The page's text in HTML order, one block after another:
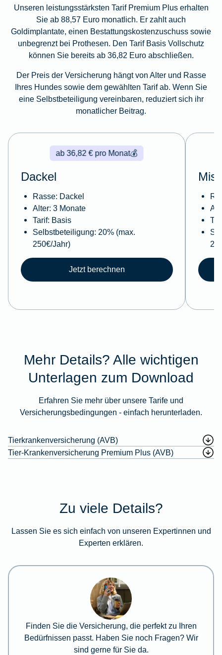
Unseren leistungsstärksten Tarif Premium Plus erhalten
Sie ab 88,57 Euro monatlich. Er zahlt auch
Goldimplantate, einen Bestattungskostenzuschuss sowie
unbegrenzt bei Prothesen. Den Tarif Basis Vollschutz
können Sie bereits ab 36,82 Euro abschließen.
Der Preis der Versicherung hängt von Alter und Rasse
Ihres Hundes sowie dem gewählten Tarif ab. Wenn Sie
eine Selbstbeteiligung vereinbaren, reduziert sich ihr
monatlicher Beitrag.
💰
ab 36,82 € pro Monat
Dackel
Rasse: Dackel
Alter: 3 Monate
Tarif: Basis
Selbstbeteiligung: 20% (max.
250€/Jahr)
Jetzt berechnen
Mehr Details? Alle wichtigen
Unterlagen zum Download
Erfahren Sie mehr über unsere Tarife und
Versicherungsbedingungen - einfach herunterladen.
Tierkrankenversicherung (AVB)
Tier-Krankenversicherung Premium Plus (AVB)
Zu viele Details?
Lassen Sie es sich einfach von unseren Expertinnen und
Experten erklären.
Finden Sie die Versicherung, die perfekt zu Ihren
Bedürfnissen passt. Haben Sie noch Fragen? Wir
sind gerne für Sie da.